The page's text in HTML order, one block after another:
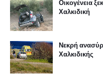
Οικογένεια
Χαλκιδική
Νεκρή
Χαλκιδικής